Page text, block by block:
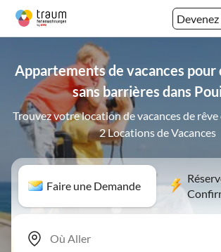
Appartements de vacances pour
sans barrières dans
Trouvez votre location de vacances de
2 Locations de Vacances
Faire une Demande